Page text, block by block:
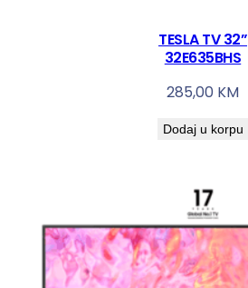
TESLA TV 32”
32E635BHS
285,00 KM
Dodaj u korpu